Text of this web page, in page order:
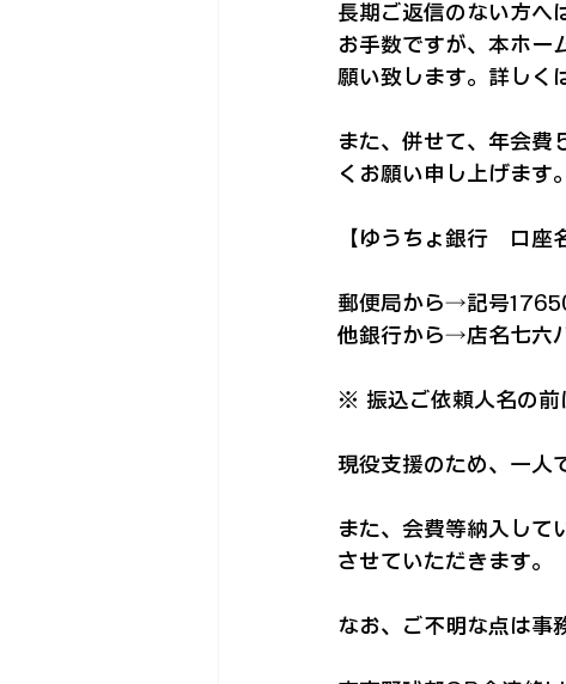
長期ご返信のない方へ
お手数ですが、本ホー
願い致します。詳しく
また、併せて、年会費
くお願い申し上げます
【ゆうちょ銀行　口座
郵便局から→記号
他銀行から→店名七六
※ 振込ご依頼人名の前
現役支援のため、一人
また、会費等納入して
させていただきます。
なお、ご不明な点は事